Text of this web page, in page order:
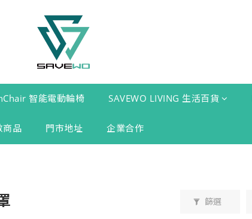
智能電動輪椅 SAVEWO LIVING 生活百貨
商品 門市地址 企業合作
篩選